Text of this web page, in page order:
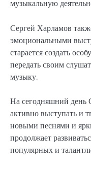
музыкальную
Сергей Харламов
эмоциональными
старается создать
передать своим
музыку.
На сегодняшний день
активно выступать и
новыми песнями и
продолжает
популярных и